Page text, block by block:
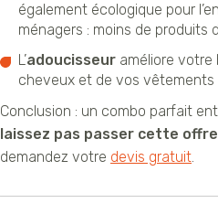
également écologique pour
ménagers : moins de produits
L’adoucisseur améliore votre
cheveux et de vos vêtements
Conclusion : un combo parfait
laissez pas passer cette
demandez votre devis gratuit.